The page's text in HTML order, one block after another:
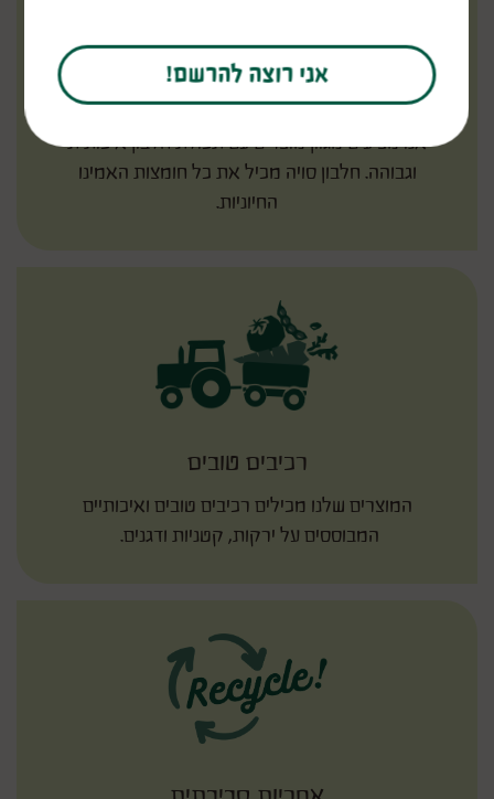
חלבון איכותי מהצומח
אנו מציעים מגוון מוצרים עם תכולת חלבון איכותית
וגבוהה. חלבון סויה מכיל את כל חומצות האמינו
החיוניות.
רכיבים טובים
המוצרים שלנו מכילים רכיבים טובים ואיכותיים
המבוססים על ירקות, קטניות ודגנים.
אני רוצה להרשם!